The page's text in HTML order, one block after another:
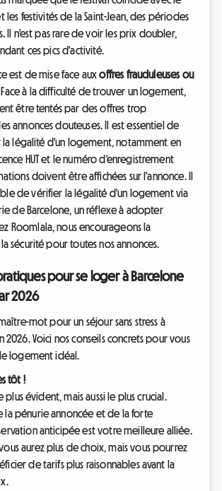
festivités de la Saint-Jean, des périodes
Il n'est pas rare de voir les prix doubler,
ces pics d'activité.
est de mise face auxoffres frauduleuses ou
Face à la difficulté de trouver un logement,
être tentés par des offres trop
annonces douteuses. Il est essentiel de
légalité d'un logement, notamment en
HUT et le numéro d'enregistrement
doivent être affichées sur l'annonce. Il
de vérifier la légalité d'un logement via
de Barcelone, un réflexe à adopter
Roomlala, nous encourageons la
sécurité pour toutes nos annonces.
pour se loger à Barcelone
2026
mot pour un séjour sans stress à
2026. Voici nos conseils concrets pour vous
logement idéal.
tôt !
plus évident, mais aussi le plus crucial.
la pénurie annoncée et de la forte
anticipée est votre meilleure alliée.
aurez plus de choix, mais vous pourrez
de tarifs plus raisonnables avant la